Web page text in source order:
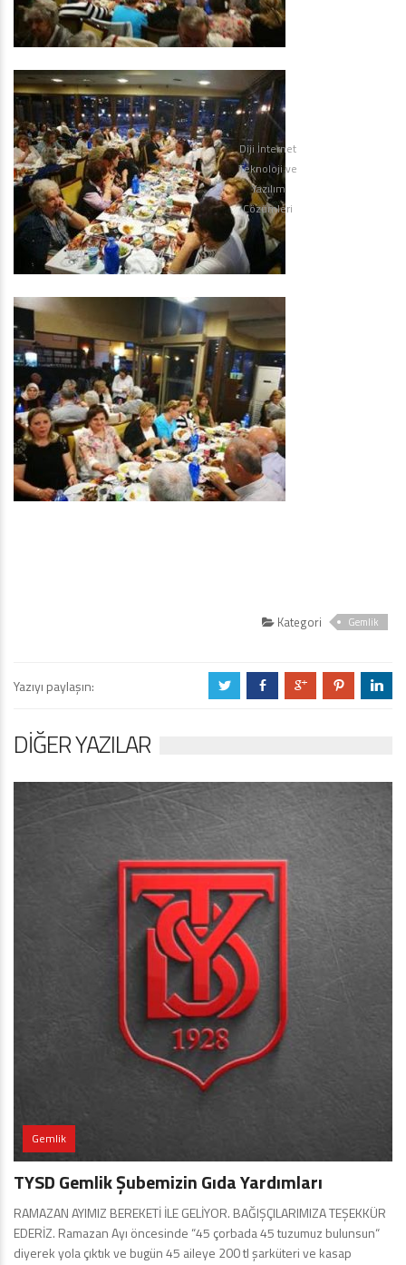
Kategori Gemlik
Yazıyı paylaşın: a b c d j
DIĞER YAZILAR
Gemlik
TYSD Gemlik Şubemizin Gıda Yardımları
RAMAZAN AYIMIZ BEREKETİ İLE GELİYOR. BAĞIŞÇILARIMIZA TEŞEKKÜR
EDERİZ. Ramazan Ayı öncesinde “45 çorbada 45 tuzumuz bulunsun“
diyerek yola çıktık ve bugün 45 aileye 200 tl şarküteri ve kasap
Diji İnternet
Teknoloji ve
Yazılım
Çözümleri